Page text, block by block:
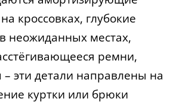
кроссовках, глубокие
неожиданных местах,
ремни,
эти детали направлены на
куртки или брюки